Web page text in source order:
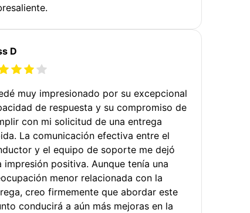
D
muy impresionado por su excepcional
de respuesta y su compromiso de
con mi solicitud de una entrega
La comunicación efectiva entre el
y el equipo de soporte me dejó
impresión positiva. Aunque tenía una
menor relacionada con la
creo firmemente que abordar este
conducirá a aún más mejoras en la